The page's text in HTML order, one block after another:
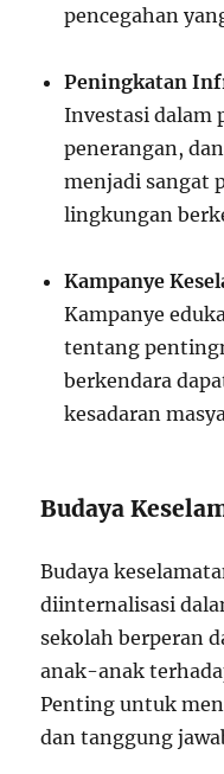
pencegahan
Peningkatan
Investasi dalam
penerangan,
menjadi sangat
lingkungan
Kampanye
Kampanye
tentang
berkendara
kesadaran
Budaya
Budaya
diinternalisasi
sekolah berperan
anak-anak
Penting untuk
dan tanggung